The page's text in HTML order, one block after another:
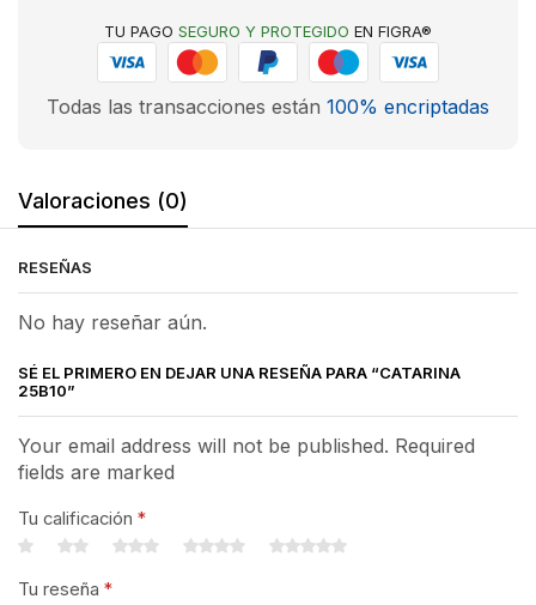
TU PAGO SEGURO Y PROTEGIDO EN FIGRA®
Todas las transacciones están 100% encriptadas
Valoraciones (0)
RESEÑAS
No hay reseñar aún.
SÉ EL PRIMERO EN DEJAR UNA RESEÑA PARA “CATARINA
25B10”
Your email address will not be published. Required
fields are marked
Tu calificación *
Tu reseña *